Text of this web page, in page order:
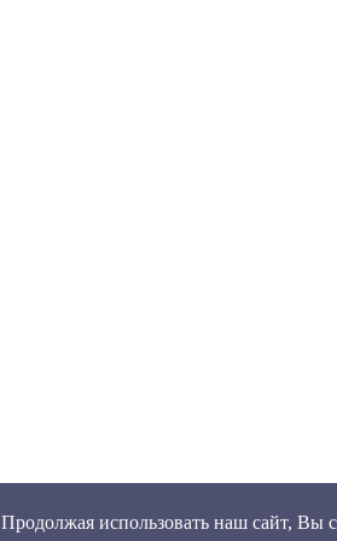
Продолжая использовать наш сайт, Вы